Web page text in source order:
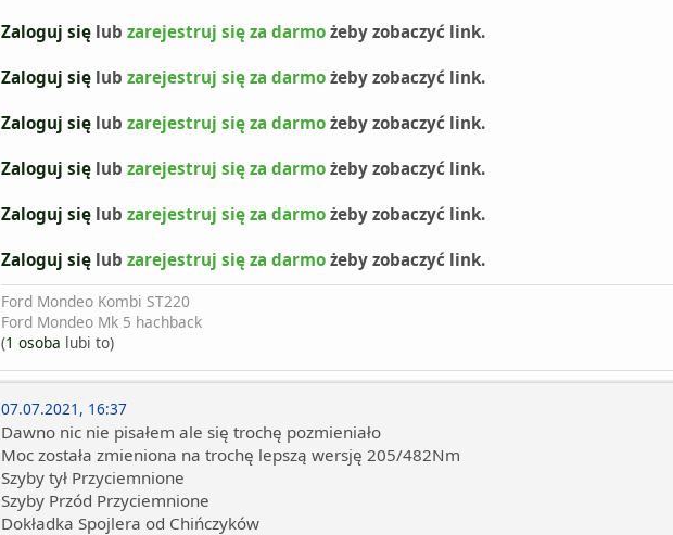
Zaloguj się lub zarejestruj się za darmo żeby zobaczyć link.
Zaloguj się lub zarejestruj się za darmo żeby zobaczyć link.
Zaloguj się lub zarejestruj się za darmo żeby zobaczyć link.
Zaloguj się lub zarejestruj się za darmo żeby zobaczyć link.
Zaloguj się lub zarejestruj się za darmo żeby zobaczyć link.
Zaloguj się lub zarejestruj się za darmo żeby zobaczyć link.
Ford Mondeo Kombi ST220
Ford Mondeo Mk 5 hachback
(1 osoba lubi to)
07.07.2021, 16:37
Dawno nic nie pisałem ale się trochę pozmieniało
Moc została zmieniona na trochę lepszą wersję 205/482Nm
Szyby tył Przyciemnione
Szyby Przód Przyciemnione
Dokładka Spojlera od Chińczyków